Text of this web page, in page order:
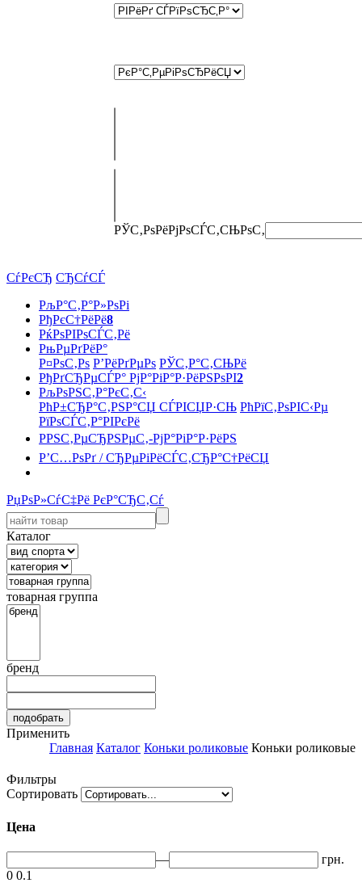
РЎС‚РѕРёРјРѕСЃС‚СЊРѕС‚
СѓРєСЂ СЂСѓСЃ
РљР°С‚Р°Р»РѕРі
РђРєС†РёРё8
РќРѕРІРѕСЃС‚Рё
РњРµРґРёР°
Р¤РѕС‚Рѕ Р’РёРґРµРѕ РЎС‚Р°С‚СЊРё
РђРґСЂРµСЃР° РјР°РіР°Р·РёРЅРѕРІ2
РљРѕРЅС‚Р°РєС‚С‹
РћР±СЂР°С‚РЅР°СЏ СЃРІСЏР·СЊ РћРїС‚РѕРІС‹Рµ
РїРѕСЃС‚Р°РІРєРё
РРЅС‚РµСЂРЅРµС‚-РјР°РіР°Р·РёРЅ
Р’С…РѕРґ / СЂРµРіРёСЃС‚СЂР°С†РёСЏ
РџРѕР»СѓС‡Рё РєР°СЂС‚Сѓ
Каталог
товарная группа
бренд
Применить
Главная Каталог Коньки роликовые Коньки роликовые
Фильтры
Сортировать
Цена
—
грн.
0 0.1